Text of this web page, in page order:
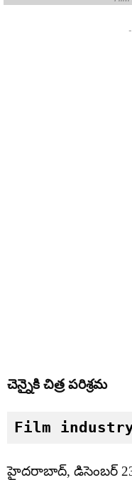
చెన్నైకి చిత్ర పరిశ్రమ
Film
హైదరాబాద్, డిసెంబర్